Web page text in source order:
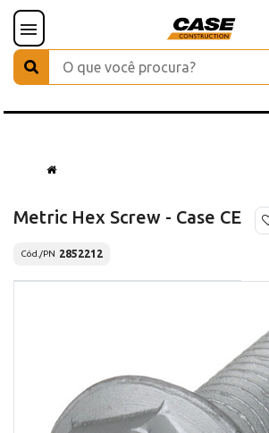
Metric Hex Screw - Case CE
Cód./PN 2852212